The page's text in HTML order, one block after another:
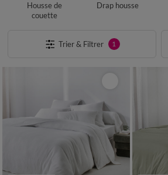
Housse de
couette
Drap housse
Trier & Filtrer 1